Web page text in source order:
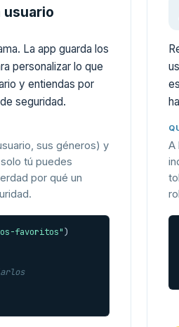
usuario
La app guarda los
personalizar lo que
y entiendas por
seguridad.
sus géneros) y
tú puedes
por qué un
favoritos"
A